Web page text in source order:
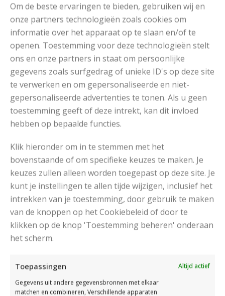
Om de beste ervaringen te bieden, gebruiken wij en
onze partners technologieën zoals cookies om
informatie over het apparaat op te slaan en/of te
openen. Toestemming voor deze technologieën stelt
ons en onze partners in staat om persoonlijke
gegevens zoals surfgedrag of unieke ID's op deze site
te verwerken en om gepersonaliseerde en niet-
gepersonaliseerde advertenties te tonen. Als u geen
toestemming geeft of deze intrekt, kan dit invloed
hebben op bepaalde functies.
Klik hieronder om in te stemmen met het
bovenstaande of om specifieke keuzes te maken. Je
keuzes zullen alleen worden toegepast op deze site. Je
kunt je instellingen te allen tijde wijzigen, inclusief het
intrekken van je toestemming, door gebruik te maken
van de knoppen op het Cookiebeleid of door te
klikken op de knop 'Toestemming beheren' onderaan
het scherm.
Toepassingen
Altijd actief
Gegevens uit andere gegevensbronnen met elkaar
matchen en combineren, Verschillende apparaten